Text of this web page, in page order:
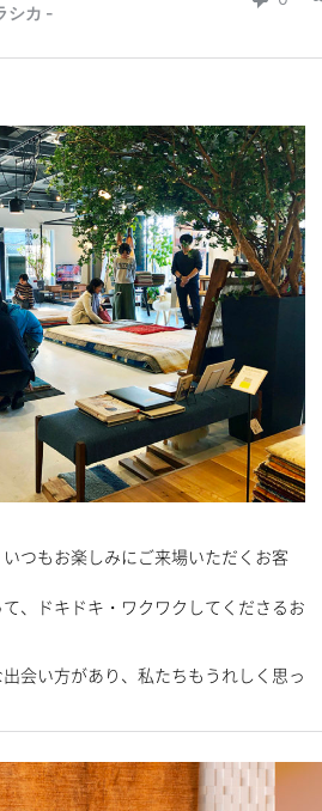
つもお楽しみにご来場いただくお客
、ドキドキ・ワクワクしてくださるお
会い方があり、私たちもうれしく思っ